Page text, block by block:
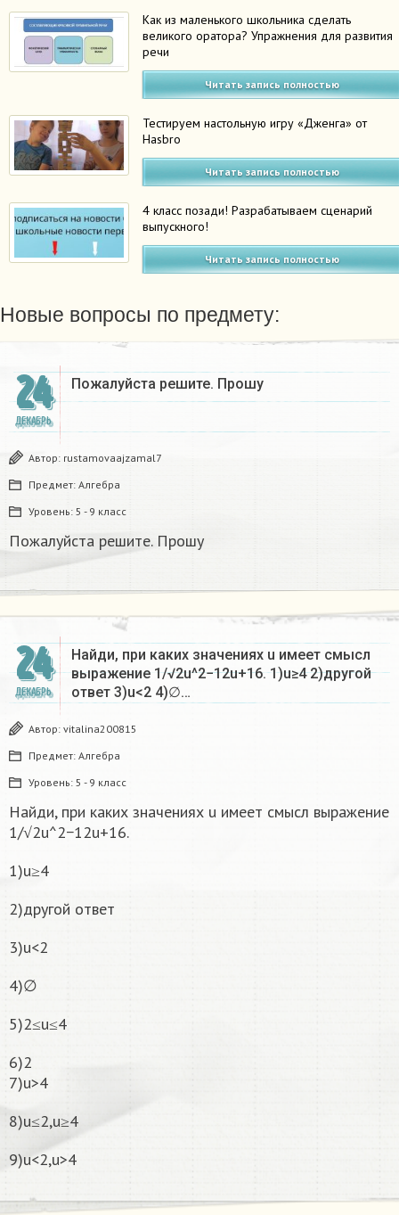
Как из маленького школьника сделать
великого оратора? Упражнения для развития
речи
Читать запись полностью
Тестируем настольную игру «Дженга» от
Hasbro
Читать запись полностью
4 класс позади! Разрабатываем сценарий
выпускного!
Читать запись полностью
Новые вопросы по предмету:
24
ДЕКАБРЬ
Пожалуйста решите. Прошу
Автор: rustamovaajzamal7
Предмет: Алгебра
Уровень: 5 - 9 класс
Пожалуйста решите. Прошу
24
ДЕКАБРЬ
Найди, при каких значениях u имеет смысл
выражение 1/√2u^2−12u+16. 1)u≥4 2)другой
ответ 3)u<2 4)∅…
Автор: vitalina200815
Предмет: Алгебра
Уровень: 5 - 9 класс
Найди, при каких значениях u имеет смысл выражение
1/√2u^2−12u+16.
1)u≥4
2)другой ответ
3)u<2
4)∅
5)2≤u≤4
6)2
7)u>4
8)u≤2,u≥4
9)u<2,u>4